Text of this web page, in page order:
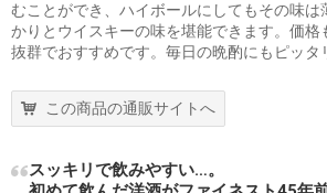
むことができ、ハイボールにしてもその味は
かりとウイスキーの味を堪能できます。価格
抜群でおすすめです。毎日の晩酌にもピッタ
この商品の通販サイトへ
スッキリで飲みやすい…。